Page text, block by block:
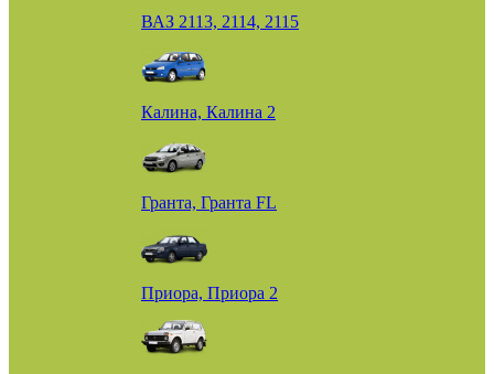
ВАЗ 2113, 2114, 2115
Калина, Калина 2
Гранта, Гранта FL
Приора, Приора 2